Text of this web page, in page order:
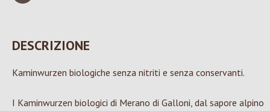
DESCRIZIONE
Kaminwurzen biologiche senza nitriti e senza conservanti.
I Kaminwurzen biologici di Merano di Galloni, dal sapore alpino